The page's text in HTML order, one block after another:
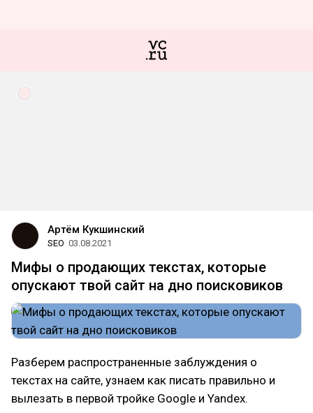
Артём Кукшинский
SEO 03.08.2021
Мифы о продающих текстах, которые
опускают твой сайт на дно поисковиков
Разберем распространенные заблуждения о
текстах на сайте, узнаем как писать правильно и
вылезать в первой тройке Google и Yandex.